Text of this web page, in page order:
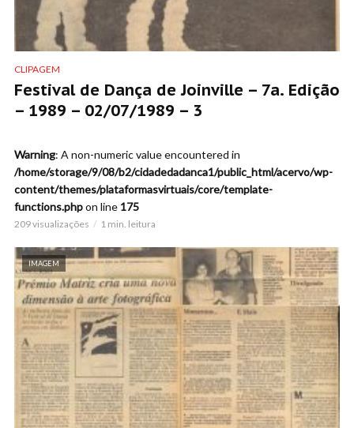
CLIPAGEM
Festival de Dança de Joinville – 7a. Edição
– 1989 – 02/07/1989 – 3
Warning: A non-numeric value encountered in
/home/storage/9/08/b2/cidadedadanca1/public_html/acervo/wp-
content/themes/plataformasvirtuais/core/template-
functions.phpon line 175
209 visualizações 1 min. leitura
IMAGEM